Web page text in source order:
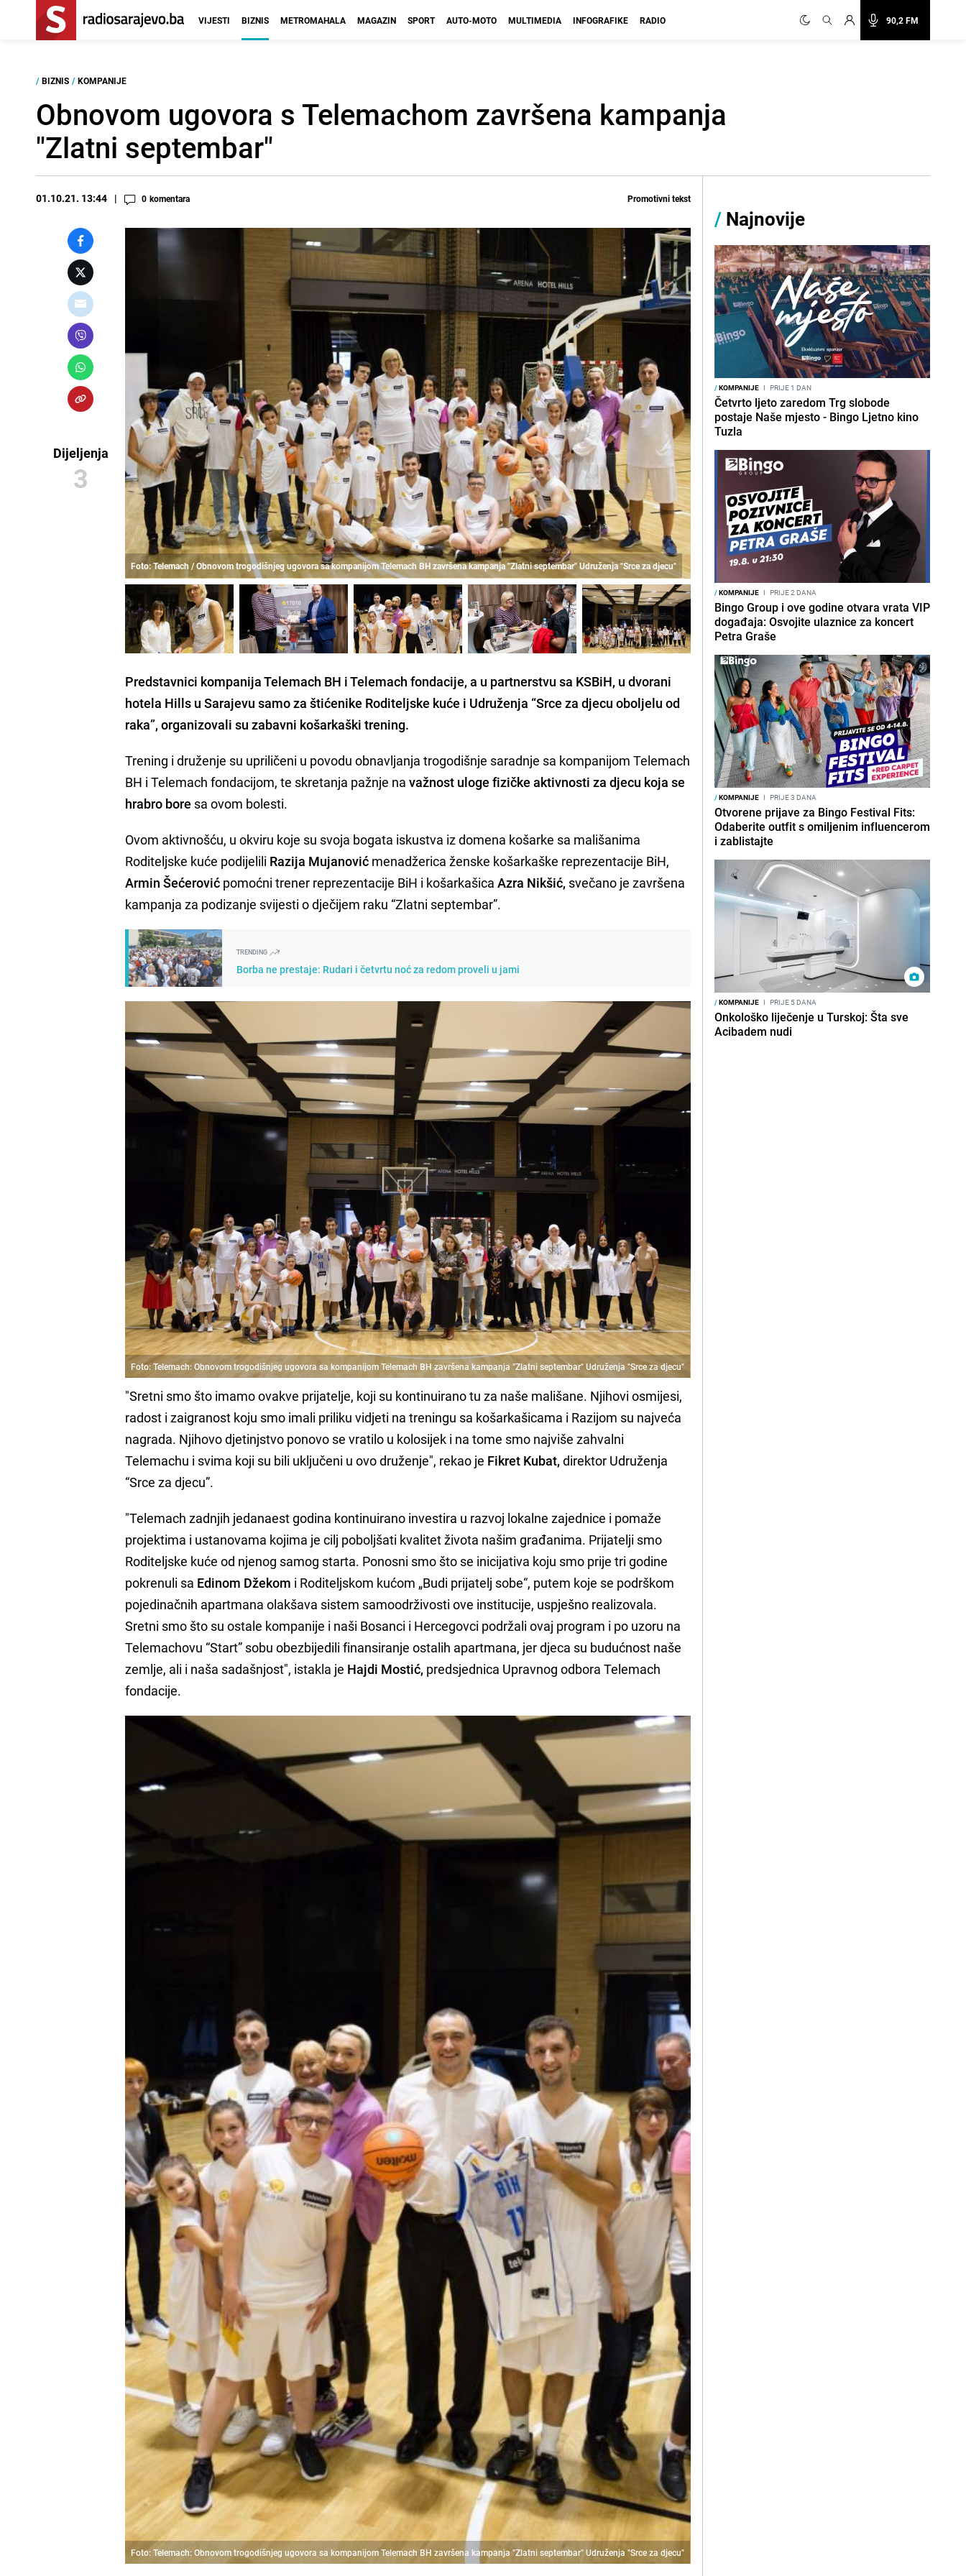
90,2 FM
VIJESTI BIZNIS METROMAHALA MAGAZIN SPORT AUTO-MOTO MULTIMEDIA INFOGRAFIKE RADIO
/ BIZNIS / KOMPANIJE
Obnovom ugovora s Telemachom završena kampanja
"Zlatni septembar"
01.10.21. 13:44 0 komentara Promotivni tekst
Dijeljenja
3
Foto: Telemach / Obnovom trogodišnjeg ugovora sa kompanijom Telemach BH završena kampanja "Zlatni septembar" Udruženja "Srce za djecu"
Predstavnici kompanijaTelemach BH i Telemach fondacije, a u partnerstvu sa KSBiH, u dvorani
hotela Hills u Sarajevu samo za štićenike Roditeljske kuće i Udruženja “Srce za djecu oboljelu od
raka”, organizovali su zabavni košarkaški trening.
Trening i druženje su upriličeni u povodu obnavljanja trogodišnje saradnje sa kompanijom Telemach
BH i Telemach fondacijom, te skretanja pažnje navažnost uloge fizičke aktivnosti za djecu koja se
hrabro bore sa ovom bolesti.
Ovom aktivnošću, u okviru koje su svoja bogata iskustva iz domena košarke sa mališanima
Roditeljske kuće podijelili Razija Mujanović menadžerica ženske košarkaške reprezentacije BiH,
Armin Šećerović pomoćni trener reprezentacije BiH i košarkašicaAzra Nikšić, svečano je završena
kampanja za podizanje svijesti o dječijem raku “Zlatni septembar”.
TRENDING
Borba ne prestaje: Rudari i četvrtu noć za redom proveli u jami
Foto: Telemach: Obnovom trogodišnjeg ugovora sa kompanijom Telemach BH završena kampanja "Zlatni septembar" Udruženja "Srce za djecu"
"Sretni smo što imamo ovakve prijatelje, koji su kontinuirano tu za naše mališane. Njihovi osmijesi,
radost i zaigranost koju smo imali priliku vidjeti na treningu sa košarkašicama i Razijom su najveća
nagrada. Njihovo djetinjstvo ponovo se vratilo u kolosijek i na tome smo najviše zahvalni
Telemachu i svima koji su bili uključeni u ovo druženje", rekao je Fikret Kubat, direktor Udruženja
“Srce za djecu”.
"Telemach zadnjih jedanaest godina kontinuirano investira u razvoj lokalne zajednice i pomaže
projektima i ustanovama kojima je cilj poboljšati kvalitet života našim građanima. Prijatelji smo
Roditeljske kuće od njenog samog starta. Ponosni smo što se inicijativa koju smo prije tri godine
pokrenuli sa Edinom Džekom i Roditeljskom kućom „Budi prijatelj sobe“, putem koje se podrškom
pojedinačnih apartmana olakšava sistem samoodrživosti ove institucije, uspješno realizovala.
Sretni smo što su ostale kompanije i naši Bosanci i Hercegovci podržali ovaj program i po uzoru na
Telemachovu “Start” sobu obezbijedili finansiranje ostalih apartmana, jer djeca su budućnost naše
zemlje, ali i naša sadašnjost", istakla je Hajdi Mostić, predsjednica Upravnog odbora Telemach
fondacije.
Foto: Telemach: Obnovom trogodišnjeg ugovora sa kompanijom Telemach BH završena kampanja "Zlatni septembar" Udruženja "Srce za djecu"
/ Najnovije
/KOMPANIJE I PRIJE 1 DAN
Četvrto ljeto zaredom Trg slobode
postaje Naše mjesto - Bingo Ljetno kino
Tuzla
/KOMPANIJE I PRIJE 2 DANA
Bingo Group i ove godine otvara vrata VIP
događaja: Osvojite ulaznice za koncert
Petra Graše
/KOMPANIJE I PRIJE 3 DANA
Otvorene prijave za Bingo Festival Fits:
Odaberite outfit s omiljenim influencerom
i zablistajte
/KOMPANIJE I PRIJE 5 DANA
Onkološko liječenje u Turskoj: Šta sve
Acibadem nudi